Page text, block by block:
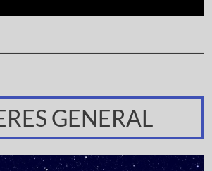
GENERAL